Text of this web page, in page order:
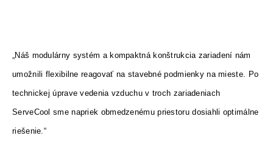
„Náš modulárny systém a kompaktná konštrukcia zariadení nám
umožnili flexibilne reagovať na stavebné podmienky na mieste. Po
technickej úprave vedenia vzduchu v troch zariadeniach
ServeCool sme napriek obmedzenému priestoru dosiahli optimálne
riešenie.“